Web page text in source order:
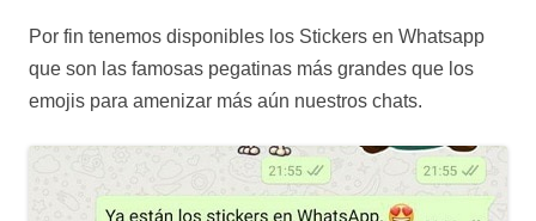
Por fin tenemos disponibles los Stickers en Whatsapp
que son las famosas pegatinas más grandes que los
emojis para amenizar más aún nuestros chats.